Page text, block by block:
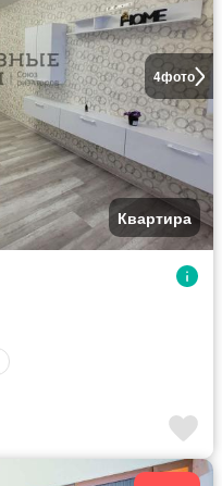
4фото
Квартира